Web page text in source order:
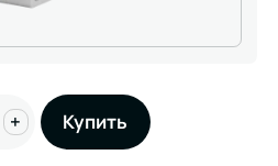
+ Купить